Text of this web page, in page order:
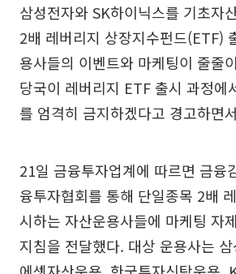
삼성전자와 SK하이닉스를 기초자
2배 레버리지 상장지수펀드(ETF)
용사들의 이벤트와 마케팅이 줄줄
당국이 레버리지 ETF 출시 과정에
를 엄격히 금지하겠다고 경고하면
21일 금융투자업계에 따르면 금융
융투자협회를 통해 단일종목 2배
시하는 자산운용사들에 마케팅 자
지침을 전달했다. 대상 운용사는